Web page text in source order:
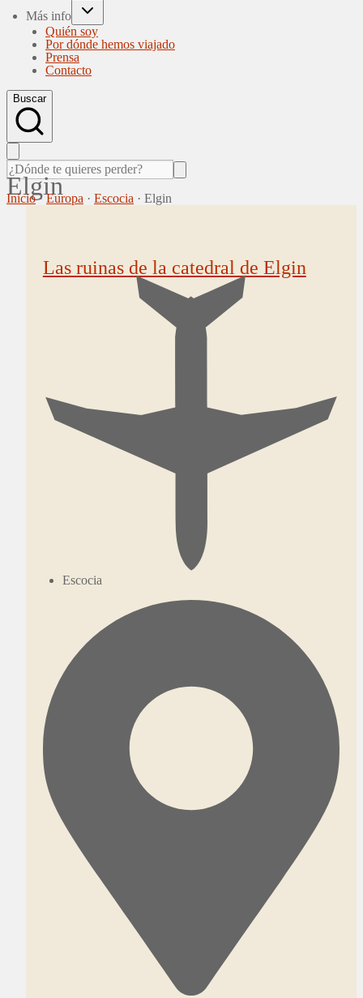
Más info
Quién soy
Por dónde hemos viajado
Prensa
Contacto
Buscar
Elgin
Inicio·Europa · Escocia · Elgin
Las ruinas de la catedral de Elgin
Escocia